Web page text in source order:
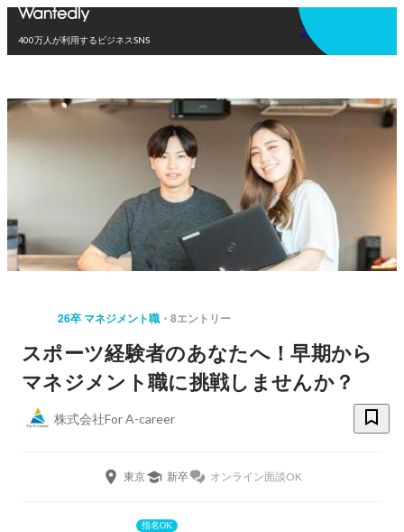
400万人が利用するビジネスSNS
アプリを使う
26卒 マネジメント職 8エントリー
スポーツ経験者のあなたへ！早期から
マネジメント職に挑戦しませんか？
株式会社For A-career
東京 新卒 オンライン面談OK
指名OK